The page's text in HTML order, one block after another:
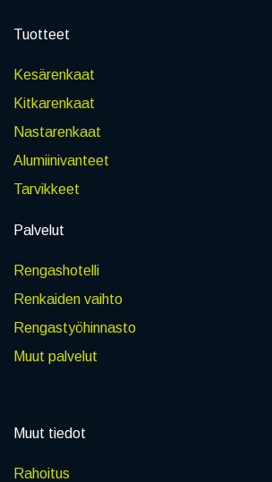
Tuotteet
Kesärenkaat
Kitkarenkaat
Nastarenkaat
Alumiinivanteet
Tarvikkeet
Palvelut
Rengashotelli
Renkaiden vaihto
Rengastyöhinnasto
Muut palvelut
Muut tiedot
Rahoitus